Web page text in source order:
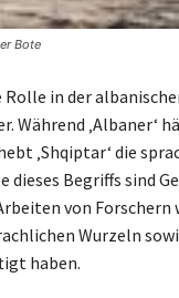
Bote
Rolle in der
Während ‚Albaner‘
‚Shqiptar‘ die
dieses Begriffs sind
von Forschern
Wurzeln
haben.